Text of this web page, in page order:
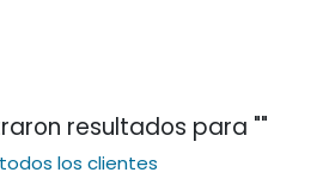
resultados para ""
los clientes